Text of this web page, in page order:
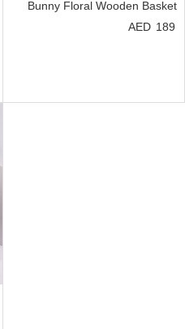
Bunny Floral Wooden Basket
189